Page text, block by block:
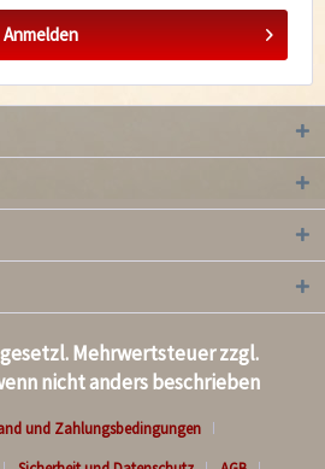
Anmelden
Mehrwertsteuer zzgl.
nicht anders beschrieben
und Zahlungsbedingungen